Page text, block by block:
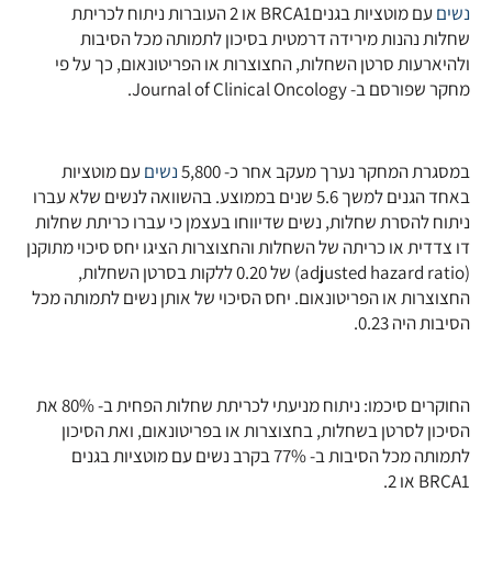
נשים
עם מוטציות בגניםBRCA1 או 2 העוברות ניתוח לכריתת
שחלות נהנות מירידה דרמטית בסיכון לתמותה מכל הסיבות
ולהיארעות סרטן השחלות, החצוצרות או הפריטונאום, כך על פי
מחקר שפורסם ב- Journal of Clinical Oncology.
במסגרת המחקר נערך מעקב אחר כ- 5,800 נשיםעם מוטציות
באחד הגנים למשך 5.6 שנים בממוצע. בהשוואה לנשים שלא עברו
ניתוח להסרת שחלות, נשים שדיווחו בעצמן כי עברו כריתת שחלות
דו צדדית או כריתה של השחלות והחצוצרות הציגו יחס סיכוי מתוקנן
(adjusted hazard ratio) של 0.20 ללקות בסרטן השחלות,
החצוצרות או הפריטונאום. יחס הסיכוי של אותן נשים לתמותה מכל
הסיבות היה 0.23.
החוקרים סיכמו: ניתוח מניעתי לכריתת שחלות הפחית ב- 80% את
הסיכון לסרטן בשחלות, בחצוצרות או בפריטונאום, ואת הסיכון
לתמותה מכל הסיבות ב- 77% בקרב נשים עם מוטציות בגנים
BRCA1 או 2.